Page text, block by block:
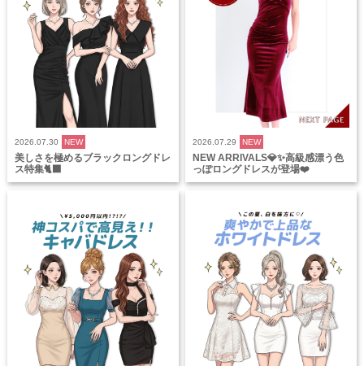
2026.07.30 NEW
美しさを極めるブラックロングドレ
ス特集🐈‍⬛
2026.07.29 NEW
NEW ARRIVALS💎✨高級感漂う色
っぽロングドレスが登場❤️